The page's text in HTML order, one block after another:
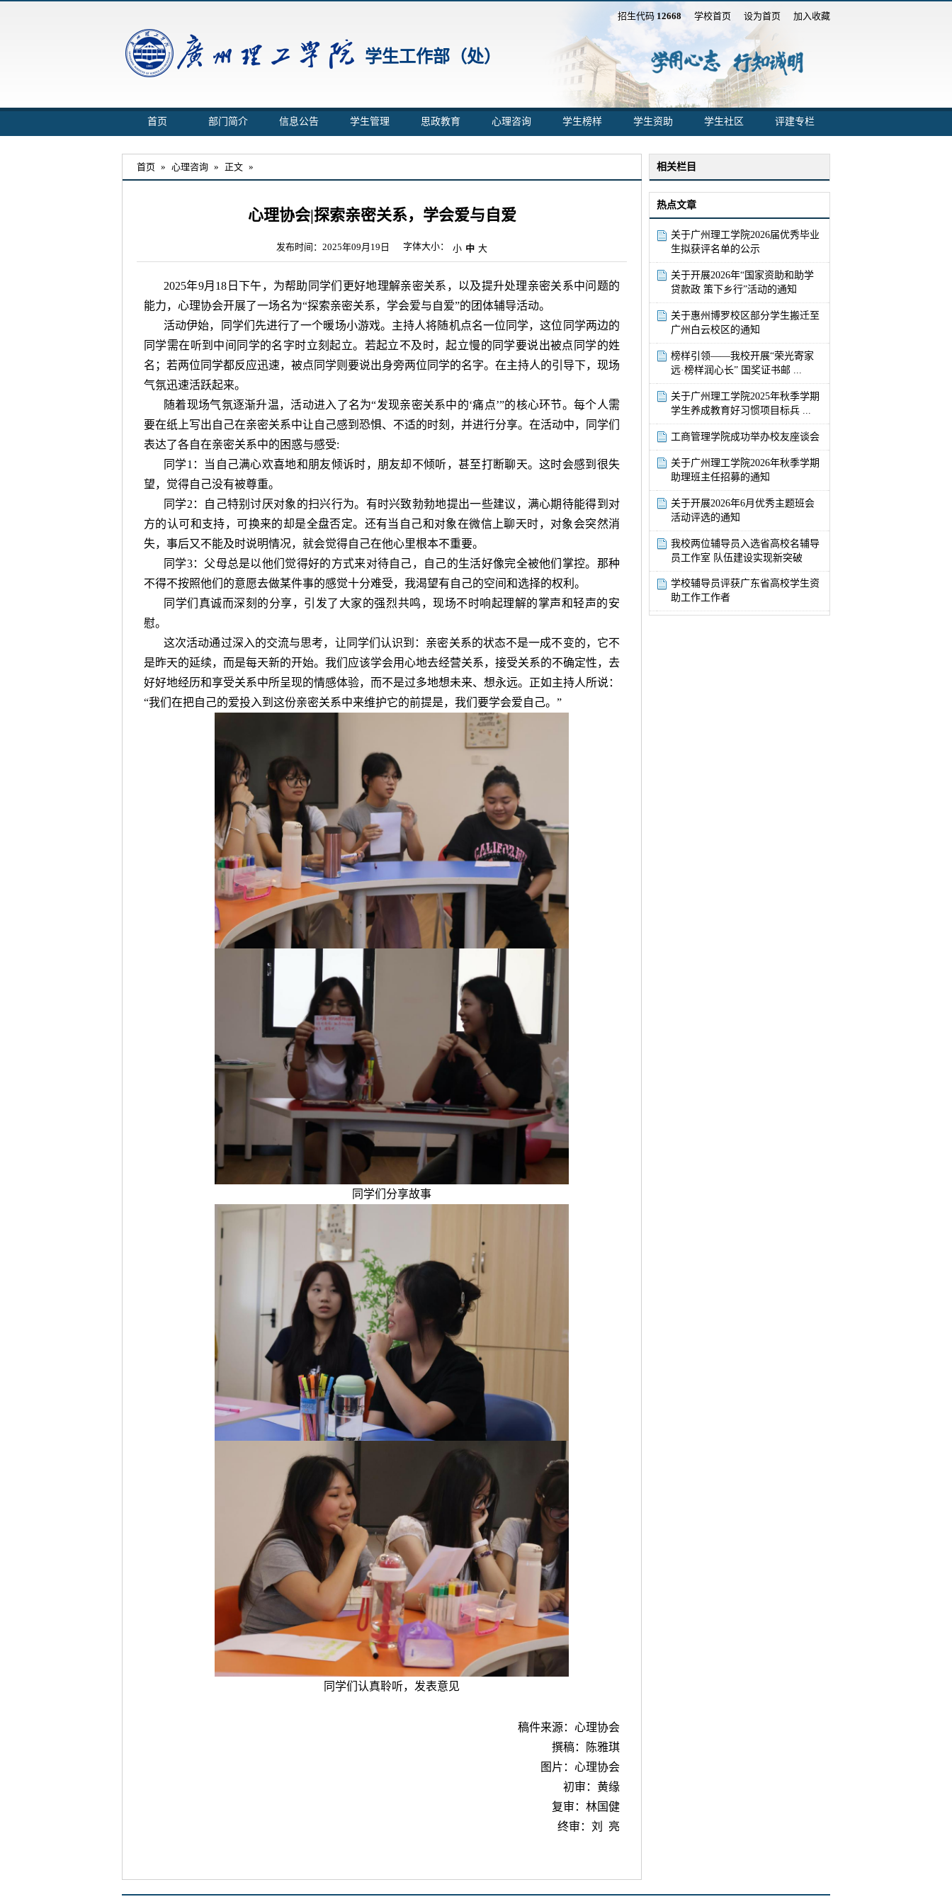
招生代码12668 学校首页 设为首页 加入收藏
学生工作部（处）
首页 部门简介 信息公告 学生管理 思政教育 心理咨询 学生榜样 学生资助 学生社区 评建专栏
相关栏目
热点文章
关于广州理工学院2026届优秀毕业
生拟获评名单的公示
关于开展2026年“国家资助和助学
贷款政 策下乡行”活动的通知
关于惠州博罗校区部分学生搬迁至
广州白云校区的通知
榜样引领——我校开展“荣光寄家
远·榜样润心长” 国奖证书邮 ...
关于广州理工学院2025年秋季学期
学生养成教育好习惯项目标兵 ...
工商管理学院成功举办校友座谈会
关于广州理工学院2026年秋季学期
助理班主任招募的通知
关于开展2026年6月优秀主题班会
活动评选的通知
我校两位辅导员入选省高校名辅导
员工作室 队伍建设实现新突破
学校辅导员评获广东省高校学生资
助工作工作者
首页 » 心理咨询 » 正文 »
心理协会|探索亲密关系，学会爱与自爱
发布时间：2025年09月19日 字体大小： 小 中 大
2025年9月18日下午，为帮助同学们更好地理解亲密关系，以及提升处理亲密关系中问题的
能力，心理协会开展了一场名为“探索亲密关系，学会爱与自爱”的团体辅导活动。
活动伊始，同学们先进行了一个暖场小游戏。主持人将随机点名一位同学，这位同学两边的
同学需在听到中间同学的名字时立刻起立。若起立不及时，起立慢的同学要说出被点同学的姓
名；若两位同学都反应迅速，被点同学则要说出身旁两位同学的名字。在主持人的引导下，现场
气氛迅速活跃起来。
随着现场气氛逐渐升温，活动进入了名为“发现亲密关系中的‘痛点’”的核心环节。每个人需
要在纸上写出自己在亲密关系中让自己感到恐惧、不适的时刻，并进行分享。在活动中，同学们
表达了各自在亲密关系中的困惑与感受:
同学1：当自己满心欢喜地和朋友倾诉时，朋友却不倾听，甚至打断聊天。这时会感到很失
望，觉得自己没有被尊重。
同学2：自己特别讨厌对象的扫兴行为。有时兴致勃勃地提出一些建议，满心期待能得到对
方的认可和支持，可换来的却是全盘否定。还有当自己和对象在微信上聊天时，对象会突然消
失，事后又不能及时说明情况，就会觉得自己在他心里根本不重要。
同学3：父母总是以他们觉得好的方式来对待自己，自己的生活好像完全被他们掌控。那种
不得不按照他们的意愿去做某件事的感觉十分难受，我渴望有自己的空间和选择的权利。
同学们真诚而深刻的分享，引发了大家的强烈共鸣，现场不时响起理解的掌声和轻声的安
慰。
这次活动通过深入的交流与思考，让同学们认识到：亲密关系的状态不是一成不变的，它不
是昨天的延续，而是每天新的开始。我们应该学会用心地去经营关系，接受关系的不确定性，去
好好地经历和享受关系中所呈现的情感体验，而不是过多地想未来、想永远。正如主持人所说：
“我们在把自己的爱投入到这份亲密关系中来维护它的前提是，我们要学会爱自己。”
同学们分享故事
同学们认真聆听，发表意见
稿件来源：心理协会
撰稿：
陈雅琪
图片：心理协会
初审：黄缘
复审：林国健
终审：刘
亮